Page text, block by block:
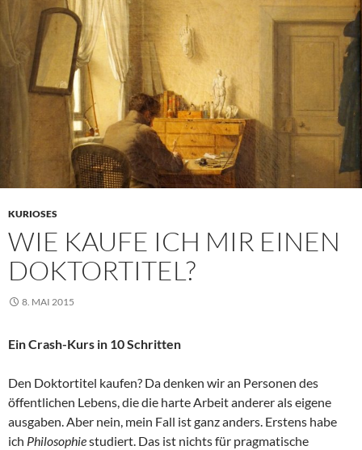
KURIOSES
WIE KAUFE ICH MIR EINEN
DOKTORTITEL?
8. MAI 2015
Ein Crash-Kurs in 10 Schritten
Den Doktortitel kaufen? Da denken wir an Personen des
öffentlichen Lebens, die die harte Arbeit anderer als eigene
ausgaben. Aber nein, mein Fall ist ganz anders. Erstens habe
ich Philosophiestudiert. Das ist nichts für pragmatische